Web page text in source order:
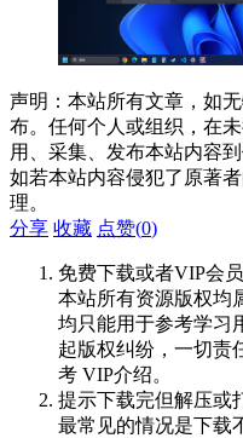
声明：本站所有文章，如
布。任何个人或组织，在
用、采集、发布本站内容
如若本站内容侵犯了原著
理。
分享 收藏 点赞(0)
免费下载或者VIP会
本站所有资源版权均
均只能用于参考学习
起版权纠纷，一切责
考 VIP介绍。
提示下载完但解压或
最常见的情况是下载